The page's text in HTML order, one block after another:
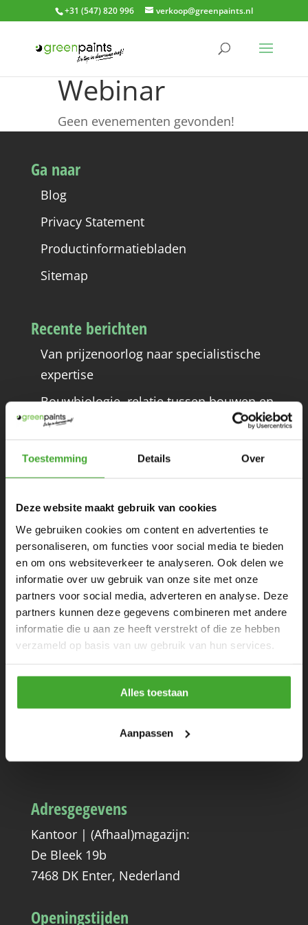
Toestemming Details Over
Deze website maakt gebruik van cookies
We gebruiken cookies om content en advertenties te
personaliseren, om functies voor social media te bieden
en om ons websiteverkeer te analyseren. Ook delen we
informatie over uw gebruik van onze site met onze
partners voor social media, adverteren en analyse. Deze
partners kunnen deze gegevens combineren met andere
informatie die u aan ze heeft verstrekt of die ze hebben
verzameld op basis van uw gebruik van hun services.
Alles toestaan
Aanpassen
+31 (547) 820 996 verkoop@greenpaints.nl
Webinar
Geen evenementen gevonden!
Ga naar
Blog
Privacy Statement
Productinformatiebladen
Sitemap
Recente berichten
Van prijzenoorlog naar specialistische
expertise
Bouwbiologie, relatie tussen bouwen en
gezondheid
Transformeer jouw ruimte met KEIM
Kleur van het Jaar 2024: Whispering
Forest
Goudhaantje kwasten – Ga strijken met
de eer!
Support
Bel
+31 (0)547 820 996
Whatsapp
+31 (0)6 282 718 80
Adresgegevens
Kantoor | (Afhaal)magazijn:
De Bleek 19b
7468 DK Enter, Nederland
Openingstijden